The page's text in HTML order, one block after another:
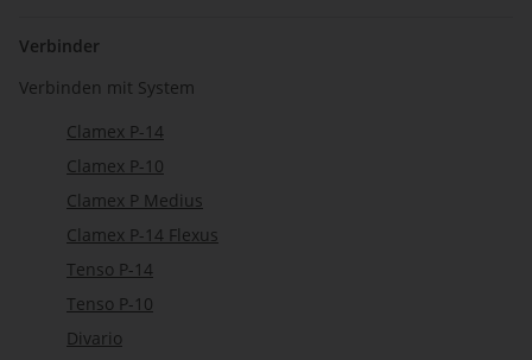
Verbinder
Verbinden mit System
Clamex P-14
Clamex P-10
Clamex P Medius
Clamex P-14 Flexus
Tenso P-14
Tenso P-10
Divario